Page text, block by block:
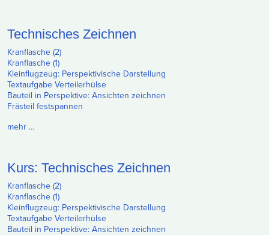
Technisches Zeichnen
Kranflasche (2)
Kranflasche (1)
Kleinflugzeug: Perspektivische Darstellung
Textaufgabe Verteilerhülse
Bauteil in Perspektive: Ansichten zeichnen
Frästeil festspannen
mehr …
Kurs: Technisches Zeichnen
Kranflasche (2)
Kranflasche (1)
Kleinflugzeug: Perspektivische Darstellung
Textaufgabe Verteilerhülse
Bauteil in Perspektive: Ansichten zeichnen